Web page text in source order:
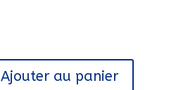
Ajouter au panier